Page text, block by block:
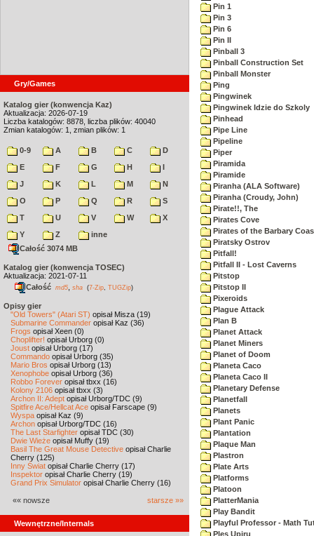
Gry/Games
Katalog gier (konwencja Kaz)
Aktualizacja: 2026-07-19
Liczba katalogów: 8878, liczba plików: 40040
Zmian katalogów: 1, zmian plików: 1
0-9 A B C
D
E
F G H
I
J
K L M
N
O
P Q R
S
T
U V W
X
Y
Z
inne
Całość 3074 MB
Katalog gier (konwencja TOSEC)
Aktualizacja: 2021-07-11
Całość md5 sha (7-Zip TUGZip)
Opisy gier
"Old Towers" (Atari ST) opisał Misza (19)
Submarine Commander opisał Kaz (36)
Frogs opisał Xeen (0)
Choplifter! opisał Urborg (0)
Joust opisał Urborg (17)
Commando opisał Urborg (35)
Mario Bros opisał Urborg (13)
Xenophobe opisał Urborg (36)
Robbo Forever opisał tbxx (16)
Kolony 2106 opisał tbxx (3)
Archon II: Adept opisał Urborg/TDC (9)
Spitfire Ace/Hellcat Ace opisał Farscape (9)
Wyspa opisał Kaz (9)
Archon opisał Urborg/TDC (16)
The Last Starfighter opisał TDC (30)
Dwie Wieże opisał Muffy (19)
Basil The Great Mouse Detective opisał Charlie
Cherry (125)
Inny Świat opisał Charlie Cherry (17)
Inspektor opisał Charlie Cherry (19)
Grand Prix Simulator opisał Charlie Cherry (16)
«« nowsze starsze »»
Wewnętrzne/Internals
Pin 1
Pin 3
Pin 6
Pin II
Pinball 3
Pinball Construction Set
Pinball Monster
Ping
Pingwinek
Pingwinek Idzie do Szkoly
Pinhead
Pipe Line
Pipeline
Piper
Piramida
Piramide
Piranha (ALA Software)
Piranha (Croudy, John)
Pirate!!, The
Pirates Cove
Pirates of the Barbary
Piratsky Ostrov
Pitfall!
Pitfall II - Lost Caverns
Pitstop
Pitstop II
Pixeroids
Plague Attack
Plan B
Planet Attack
Planet Miners
Planet of Doom
Planeta Caco
Planeta Caco II
Planetary Defense
Planetfall
Planets
Plant Panic
Plantation
Plaque Man
Plastron
Plate Arts
Platforms
Platoon
PlatterMania
Play Bandit
Playful Professor - Math
Ples Upiru